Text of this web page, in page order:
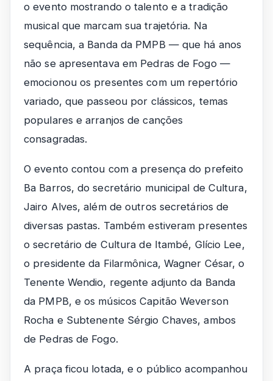
o evento mostrando o talento e a tradição
musical que marcam sua trajetória. Na
sequência, a Banda da PMPB — que há anos
não se apresentava em Pedras de Fogo —
emocionou os presentes com um repertório
variado, que passeou por clássicos, temas
populares e arranjos de canções
consagradas.
O evento contou com a presença do prefeito
Ba Barros, do secretário municipal de Cultura,
Jairo Alves, além de outros secretários de
diversas pastas. Também estiveram presentes
o secretário de Cultura de Itambé, Glício Lee,
o presidente da Filarmônica, Wagner César, o
Tenente Wendio, regente adjunto da Banda
da PMPB, e os músicos Capitão Weverson
Rocha e Subtenente Sérgio Chaves, ambos
de Pedras de Fogo.
A praça ficou lotada, e o público acompanhou